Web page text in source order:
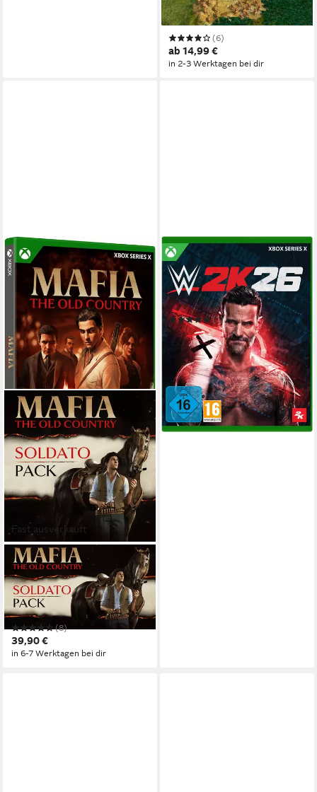
ab 12 Jahren USK-Freigabe
2K Games Publisher
(6)
ab 14,99 €
in 2-3 Werktagen bei dir
Fast ausverkauft
2K
Mafia: The Old Country
Xbox Series X Plattform
keine Jugendfreigabe (ab 18 Jahren)
2K Publisher
(8)
39,90 €
in 6-7 Werktagen bei dir
2K
WWE 2K26
Xbox Series X Plattform
ab 16 Jahren USK-Freigabe
Kampfspiele Genre
(1)
ab 42,90 €
in 4-5 Werktagen bei dir